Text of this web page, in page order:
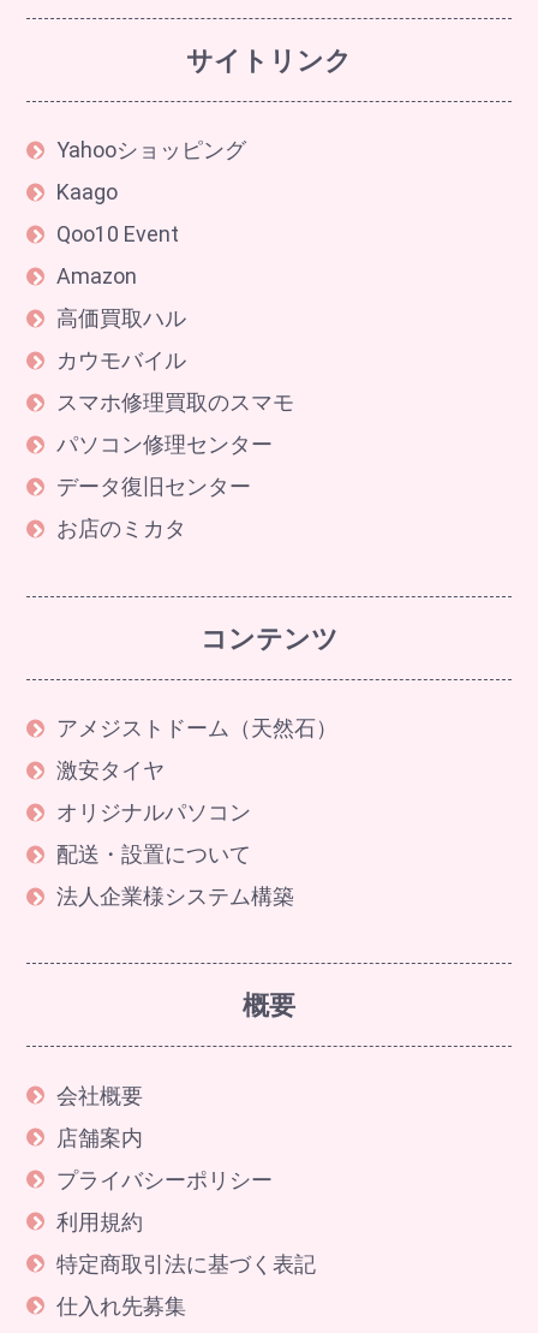
サイトリンク
Yahooショッピング
Kaago
Qoo10 Event
Amazon
高価買取ハル
カウモバイル
スマホ修理買取のスマモ
パソコン修理センター
データ復旧センター
お店のミカタ
コンテンツ
アメジストドーム（天然石）
激安タイヤ
オリジナルパソコン
配送・設置について
法人企業様システム構築
概要
会社概要
店舗案内
プライバシーポリシー
利用規約
特定商取引法に基づく表記
仕入れ先募集